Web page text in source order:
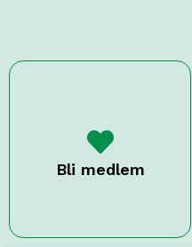
Bli medlem